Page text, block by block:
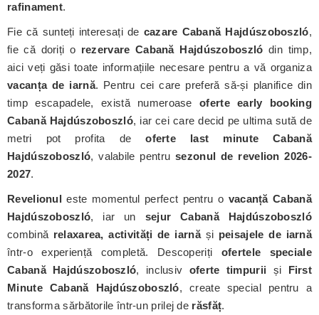
rafinament.
Fie că sunteți interesați de cazare Cabană Hajdúszoboszló,
fie că doriți o rezervare Cabană Hajdúszoboszló din timp,
aici veți găsi toate informațiile necesare pentru a vă organiza
vacanța de iarnă. Pentru cei care preferă să-și planifice din
timp escapadele, există numeroaseoferte early booking
Cabană Hajdúszoboszló, iar cei care decid pe ultima sută de
metri pot profita deoferte last minute Cabană
Hajdúszoboszló, valabile pentrusezonul de revelion 2026-
2027.
Revelionul este momentul perfect pentru o vacanță Cabană
Hajdúszoboszló, iar un sejur Cabană Hajdúszoboszló
combină relaxarea, activități de iarnăși peisajele de iarnă
într-o experiență completă. Descoperiți ofertele speciale
Cabană Hajdúszoboszló, inclusiv oferte timpurii și First
Minute Cabană Hajdúszoboszló, create special pentru a
transforma sărbătorile într-un prilej de răsfăț.